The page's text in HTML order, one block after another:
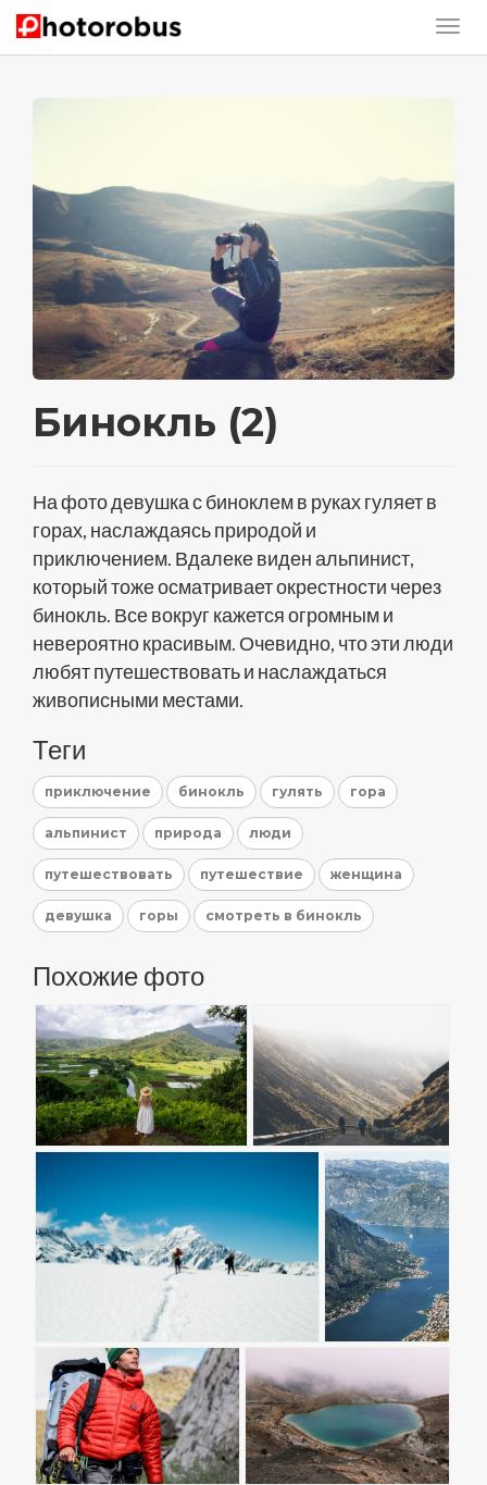
Бинокль (2)
На фото девушка с биноклем в руках гуляет в
горах, наслаждаясь природой и
приключением. Вдалеке виден альпинист,
который тоже осматривает окрестности через
бинокль. Все вокруг кажется огромным и
невероятно красивым. Очевидно, что эти люди
любят путешествовать и наслаждаться
живописными местами.
Теги
приключение бинокль гулять гора
альпинист природа люди
путешествовать путешествие женщина
девушка горы смотреть в бинокль
Похожие фото